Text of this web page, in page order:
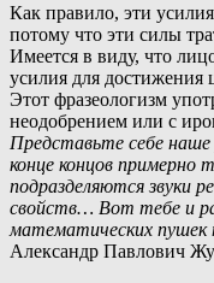
Как правило, эти
потому что эти силы
Имеется в виду, что
усилия для достижения
Этот фразеологизм
неодобрением или с
Представьте себе наше
конце концов
подразделяются звуки
свойств… Вот тебе и
математических пушек
Александр Павлович